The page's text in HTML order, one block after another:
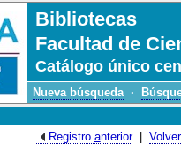
Bibliotecas
Facultad de
Catálogo único
Nueva búsqueda ·
Registro anterior